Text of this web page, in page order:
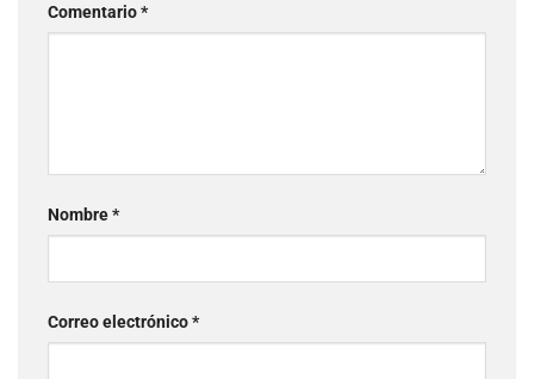
Comentario*
Nombre*
Correo electrónico*